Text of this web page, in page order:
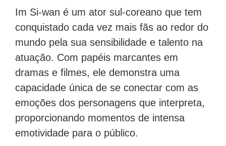
Im Si-wan é um ator sul-coreano que tem
conquistado cada vez mais fãs ao redor do
mundo pela sua sensibilidade e talento na
atuação. Com papéis marcantes em
dramas e filmes, ele demonstra uma
capacidade única de se conectar com as
emoções dos personagens que interpreta,
proporcionando momentos de intensa
emotividade para o público.